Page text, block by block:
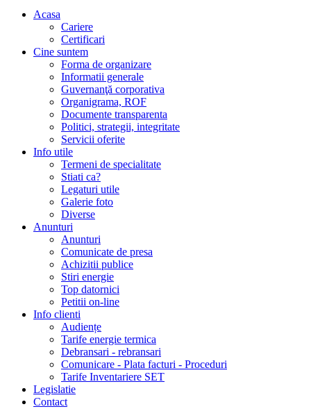
Acasa
Cariere
Certificari
Cine suntem
Forma de organizare
Informatii generale
Guvernanţă corporativa
Organigrama, ROF
Documente transparenta
Politici, strategii, integritate
Servicii oferite
Info utile
Termeni de specialitate
Stiati ca?
Legaturi utile
Galerie foto
Diverse
Anunturi
Anunturi
Comunicate de presa
Achizitii publice
Stiri energie
Top datornici
Petitii on-line
Info clienti
Audiențe
Tarife energie termica
Debransari - rebransari
Comunicare - Plata facturi - Proceduri
Tarife Inventariere SET
Legislatie
Contact